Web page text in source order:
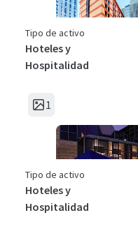
Tipo de activo
Hoteles y
Hospitalidad
1
Tipo de activo
Hoteles y
Hospitalidad